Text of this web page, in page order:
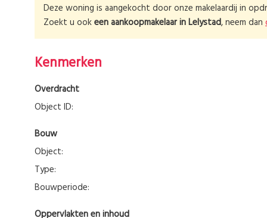
Deze woning is aangekocht door onze makelaardij in
Zoekt u ookeen aankoopmakelaar inLelystad, neem dan
Kenmerken
Overdracht
Object ID:
Bouw
Object:
Type:
Bouwperiode:
Oppervlakten en inhoud